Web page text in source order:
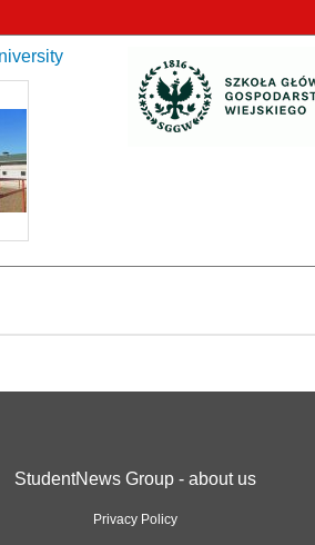
StudentNews Group - about us
Privacy Policy